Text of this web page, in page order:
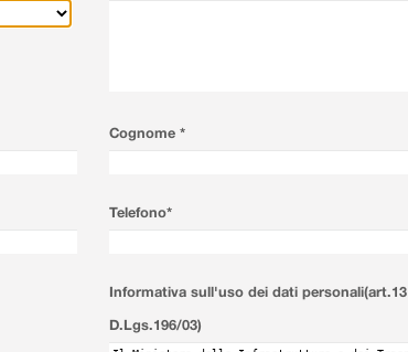
Cognome *
Telefono*
Informativa sull'uso dei dati personali(art.13
D.Lgs.196/03)